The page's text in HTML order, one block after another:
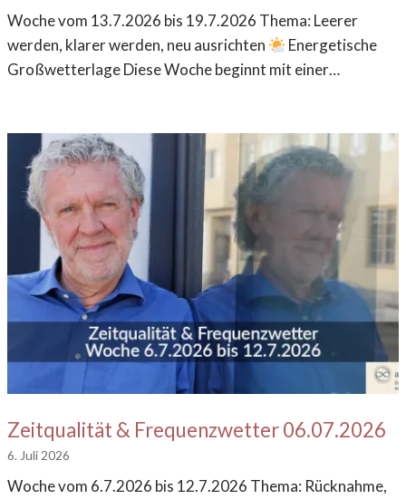
Woche vom 13.7.2026 bis 19.7.2026 Thema: Leerer
werden, klarer werden, neu ausrichten
Energetische
Großwetterlage Diese Woche beginnt mit einer…
Zeitqualität & Frequenzwetter 06.07.2026
6. Juli 2026
Woche vom 6.7.2026 bis 12.7.2026 Thema: Rücknahme,